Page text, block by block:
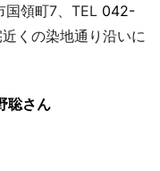
国領町7、TEL 042-
くの染地通り沿いに
聡さん